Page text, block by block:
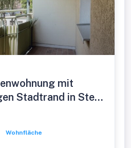
mit
Stadtrand in Steyr
Kombination aus
in Sanierung!
Wohnfläche